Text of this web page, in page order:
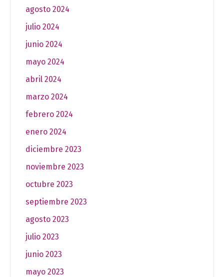
agosto 2024
julio 2024
junio 2024
mayo 2024
abril 2024
marzo 2024
febrero 2024
enero 2024
diciembre 2023
noviembre 2023
octubre 2023
septiembre 2023
agosto 2023
julio 2023
junio 2023
mayo 2023